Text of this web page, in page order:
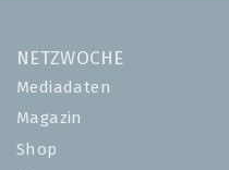
NETZWOCHE
Mediadaten
Magazin
Shop